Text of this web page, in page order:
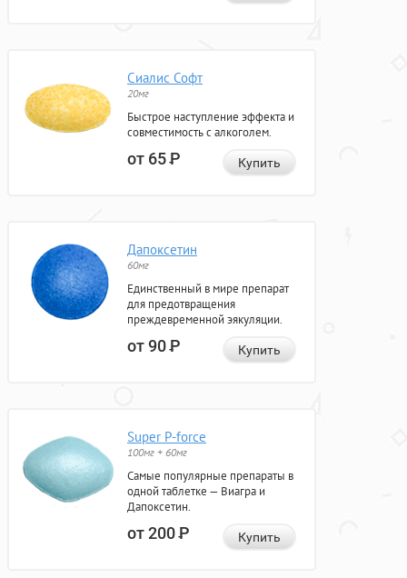
Сиалис Софт
20мг
Быстрое наступление эффекта и
совместимость с алкоголем.
от 65Р Купить
Дапоксетин
60мг
Единственный в мире препарат
для предотвращения
преждевременной эякуляции.
от 90Р Купить
Super P-force
100мг + 60мг
Самые популярные препараты в
одной таблетке — Виагра и
Дапоксетин.
от 200Р Купить